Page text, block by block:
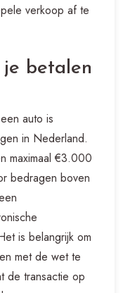
verkoop af te
betalen
auto is
in Nederland.
maximaal €3.000
bedragen boven
is belangrijk om
met de wet te
de transactie op